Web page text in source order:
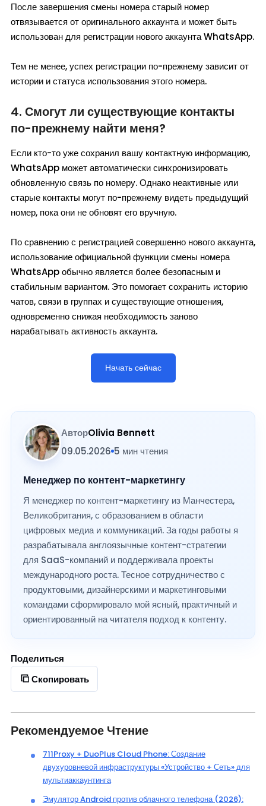
После завершения смены номера старый номер
отвязывается от оригинального аккаунта и может быть
использован для регистрации нового аккаунта WhatsApp.
Тем не менее, успех регистрации по-прежнему зависит от
истории и статуса использования этого номера.
4. Смогут ли существующие контакты
по-прежнему найти меня?
Если кто-то уже сохранил вашу контактную информацию,
WhatsApp может автоматически синхронизировать
обновленную связь по номеру. Однако неактивные или
старые контакты могут по-прежнему видеть предыдущий
номер, пока они не обновят его вручную.
По сравнению с регистрацией совершенно нового аккаунта,
использование официальной функции смены номера
WhatsApp обычно является более безопасным и
стабильным вариантом. Это помогает сохранить историю
чатов, связи в группах и существующие отношения,
одновременно снижая необходимость заново
нарабатывать активность аккаунта.
Начать сейчас
АвторOlivia Bennett
09.05.2026 5 мин чтения
Менеджер по контент-маркетингу
Я менеджер по контент-маркетингу из Манчестера,
Великобритания, с образованием в области
цифровых медиа и коммуникаций. За годы работы я
разрабатывала англоязычные контент-стратегии
для SaaS-компаний и поддерживала проекты
международного роста. Тесное сотрудничество с
продуктовыми, дизайнерскими и маркетинговыми
командами сформировало мой ясный, практичный и
ориентированный на читателя подход к контенту.
Поделиться
Скопировать
Рекомендуемое Чтение
711Proxy + DuoPlus Cloud Phone: Создание
двухуровневой инфраструктуры «Устройство + Сеть» для
мультиаккаунтинга
Эмулятор Android против облачного телефона (2026):